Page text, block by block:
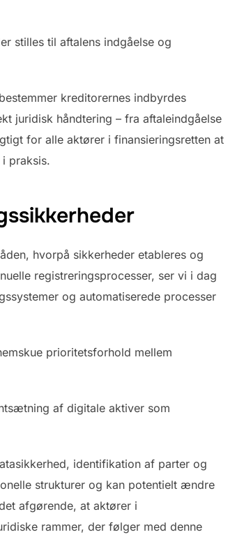
stilles til aftalens indgåelse og
kreditorernes indbyrdes
juridisk håndtering – fra aftaleindgåelse
for alle aktører i finansieringsretten at
praksis.
hvorpå sikkerheder etableres og
registreringsprocesser, ser vi i dag
og automatiserede processer
prioritetsforhold mellem
af digitale aktiver som
identifikation af parter og
strukturer og kan potentielt ændre
afgørende, at aktører i
rammer, der følger med denne